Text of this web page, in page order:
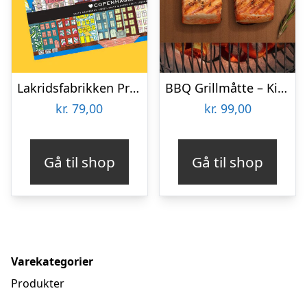
Lakridsfabrikken Premiumlakrids – Copenhagen
kr. 79,00
Gå til shop
BBQ Grillmåtte – KitchPro
kr. 99,00
Gå til shop
Varekategorier
Produkter